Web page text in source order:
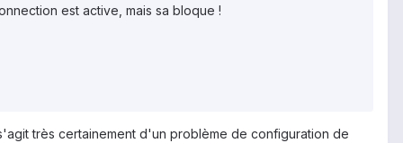
est active, mais sa bloque !
très certainement d'un problème de configuration de